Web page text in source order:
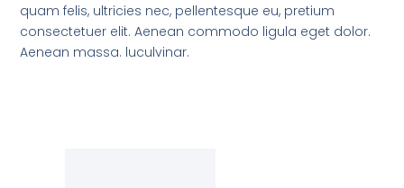
quam felis, ultricies nec, pellentesque eu, pretium
consectetuer elit. Aenean commodo ligula eget dolor.
Aenean massa. luculvinar.